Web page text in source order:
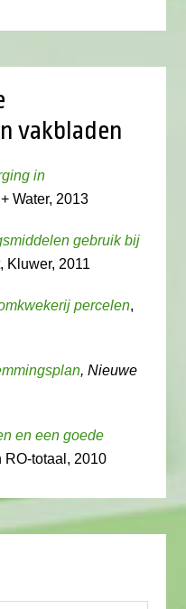
vakbladen
in
Water, 2013
gebruik bij
Kluwer, 2011
percelen,
, Nieuwe
en een goede
RO-totaal, 2010